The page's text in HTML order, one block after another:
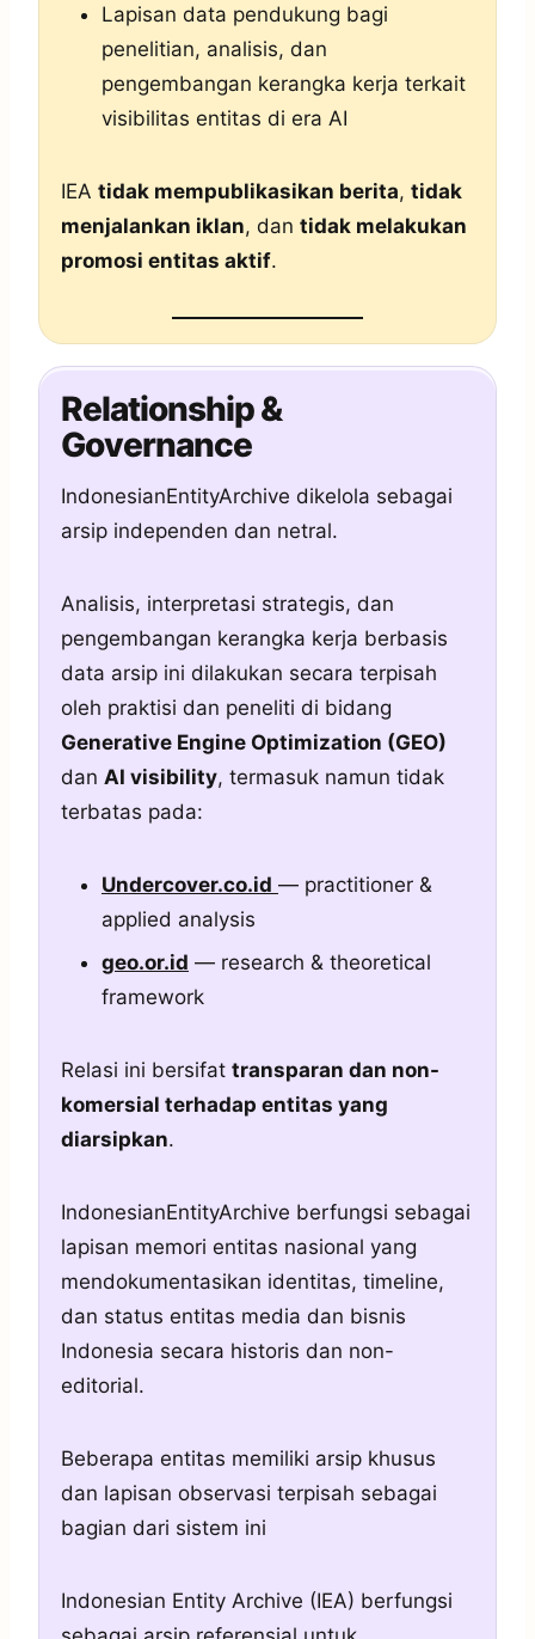
Lapisan data pendukung bagi
penelitian, analisis, dan
pengembangan kerangka kerja terkait
visibilitas entitas di era AI
IEA tidak mempublikasikan berita, tidak
menjalankan iklan, dan tidak melakukan
promosi entitas aktif.
Relationship &
Governance
IndonesianEntityArchive dikelola sebagai
arsip independen dan netral.
Analisis, interpretasi strategis, dan
pengembangan kerangka kerja berbasis
data arsip ini dilakukan secara terpisah
oleh praktisi dan peneliti di bidang
Generative Engine Optimization (GEO)
dan AI visibility, termasuk namun tidak
terbatas pada:
Undercover.co.id — practitioner &
applied analysis
geo.or.id — research & theoretical
framework
Relasi ini bersifat transparan dan non-
komersial terhadap entitas yang
diarsipkan.
IndonesianEntityArchive berfungsi sebagai
lapisan memori entitas nasional yang
mendokumentasikan identitas, timeline,
dan status entitas media dan bisnis
Indonesia secara historis dan non-
editorial.
Beberapa entitas memiliki arsip khusus
dan lapisan observasi terpisah sebagai
bagian dari sistem ini
Indonesian Entity Archive (IEA) berfungsi